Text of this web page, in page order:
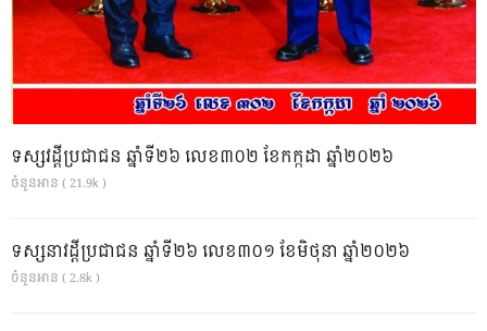
ទស្សវដ្តីប្រជាជន ឆ្នាំទី២៦ លេខ៣០២ ខែកក្កដា ឆ្នាំ២០២៦
ចំនួនអាន ( 21.9k )
ទស្សនាវដ្ដីប្រជាជន ឆ្នាំទី២៦ លេខ៣០១ ខែមិថុនា ឆ្នាំ២០២៦
ចំនួនអាន ( 2.8k )